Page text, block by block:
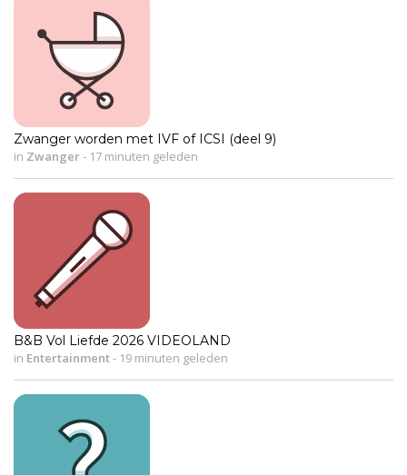
Zwanger worden met IVF of ICSI (deel 9)
in Zwanger- 17 minuten geleden
B&B Vol Liefde 2026 VIDEOLAND
in Entertainment- 19 minuten geleden